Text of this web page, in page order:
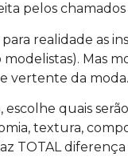
pelos chamados
realidade as
Mas
vertente da moda.
quais
textura,
TOTAL